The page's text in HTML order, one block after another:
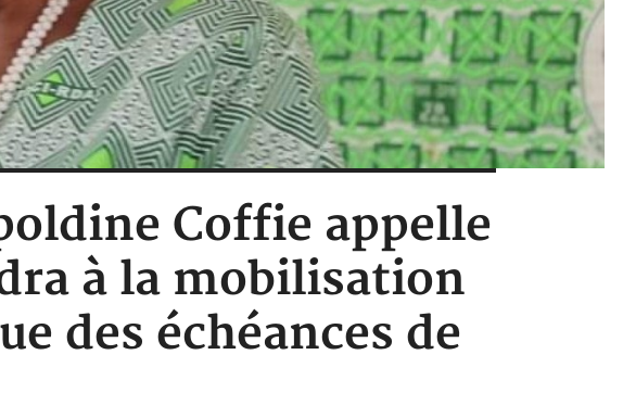
Coffie appelle
à la mobilisation
des échéances de